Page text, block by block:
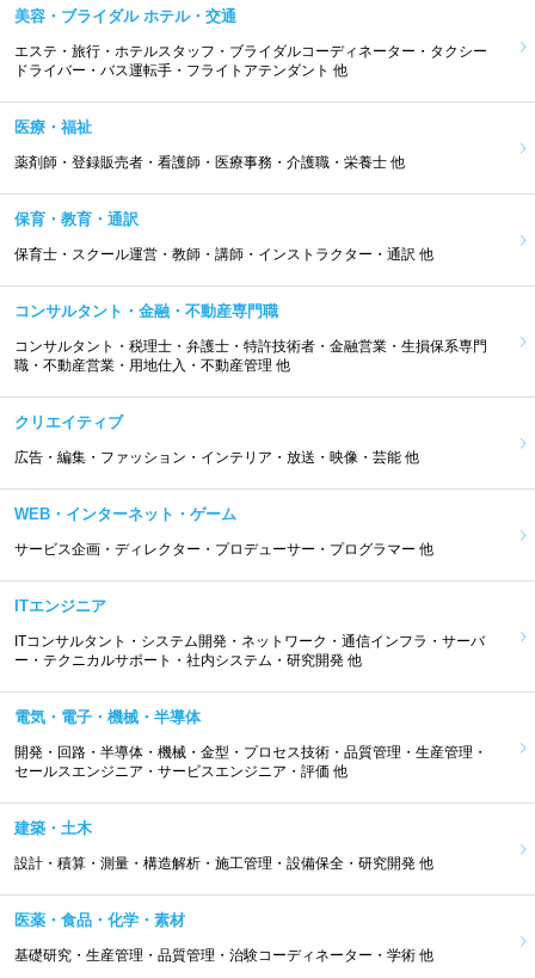
美容・ブライダル ホテル・交通
エステ・旅行・ホテルスタッフ・ブライダルコーディネーター・タクシー
ドライバー・バス運転手・フライトアテンダント 他
医療・福祉
薬剤師・登録販売者・看護師・医療事務・介護職・栄養士 他
保育・教育・通訳
保育士・スクール運営・教師・講師・インストラクター・通訳 他
コンサルタント・金融・不動産専門職
コンサルタント・税理士・弁護士・特許技術者・金融営業・生損保系専門
職・不動産営業・用地仕入・不動産管理 他
クリエイティブ
広告・編集・ファッション・インテリア・放送・映像・芸能 他
WEB・インターネット・ゲーム
サービス企画・ディレクター・プロデューサー・プログラマー 他
ITエンジニア
ITコンサルタント・システム開発・ネットワーク・通信インフラ・サーバ
ー・テクニカルサポート・社内システム・研究開発 他
電気・電子・機械・半導体
開発・回路・半導体・機械・金型・プロセス技術・品質管理・生産管理・
セールスエンジニア・サービスエンジニア・評価 他
建築・土木
設計・積算・測量・構造解析・施工管理・設備保全・研究開発 他
医薬・食品・化学・素材
基礎研究・生産管理・品質管理・治験コーディネーター・学術 他